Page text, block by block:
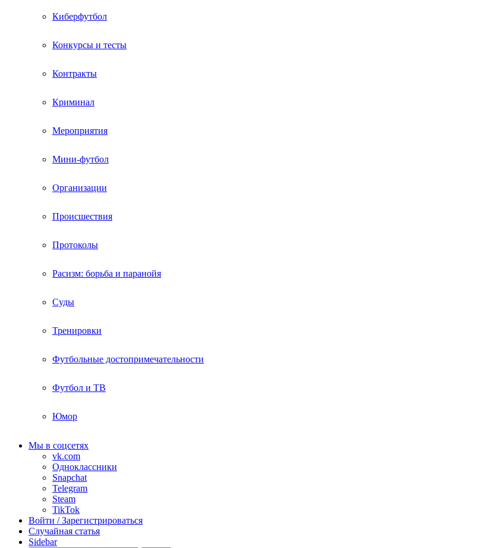
Киберфутбол
Конкурсы и тесты
Контракты
Криминал
Мероприятия
Мини-футбол
Организации
Происшествия
Протоколы
Расизм: борьба и паранойя
Суды
Тренировки
Футбольные достопримечательности
Футбол и ТВ
Юмор
Мы в соцсетях
vk.com
Одноклассники
Snapchat
Telegram
Steam
TikTok
Войти / Зарегистрироваться
Случайная статья
Sidebar